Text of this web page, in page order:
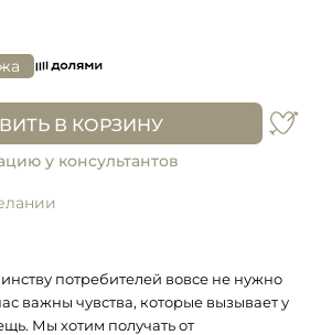
В КОРЗИНУ
у консультантов
потребителей вовсе не нужно
важны чувства, которые вызывает у
Мы хотим получать от